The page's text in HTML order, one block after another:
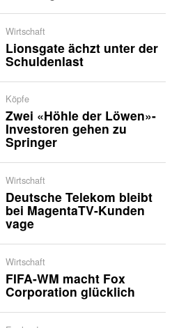
Wirtschaft
Lionsgate ächzt unter der
Schuldenlast
Köpfe
Zwei «Höhle der Löwen»-
Investoren gehen zu
Springer
Wirtschaft
Deutsche Telekom bleibt
bei MagentaTV-Kunden
vage
Wirtschaft
FIFA-WM macht Fox
Corporation glücklich